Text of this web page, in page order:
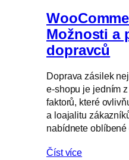
Možnosti a
dopravců
Doprava zásilek
e-shopu je jedním
faktorů, které
a loajalitu
nabídnete
Číst více